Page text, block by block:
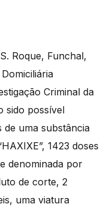
Roque, Funchal,
Criminal da
sido possível
de uma substância
1423 doses
denominada por
de corte, 2
uma viatura